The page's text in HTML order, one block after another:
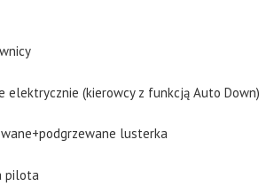
elektrycznie (kierowcy z funkcją Auto Down)
lusterka
pilota